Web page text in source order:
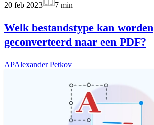
20 feb 2023
7 min
Welk bestandstype kan worden
geconverteerd naar een PDF?
APAlexander Petkov